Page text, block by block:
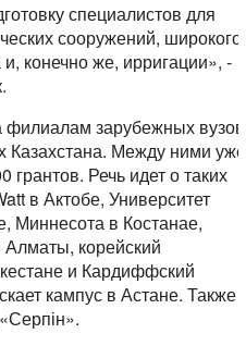
специалистов для
сооружений, широкого
конечно же, ирригации», -
филиалам зарубежных
Казахстана. Между ними уже
грантов. Речь идет о таких
в Актобе, Университет
Миннесота в Костанае,
Алматы, корейский
и Кардиффский
кампус в Астане. Также